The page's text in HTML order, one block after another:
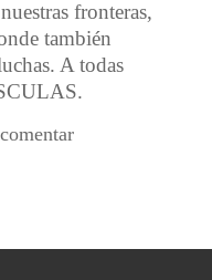
fronteras,
también
A todas
del Espacio Social